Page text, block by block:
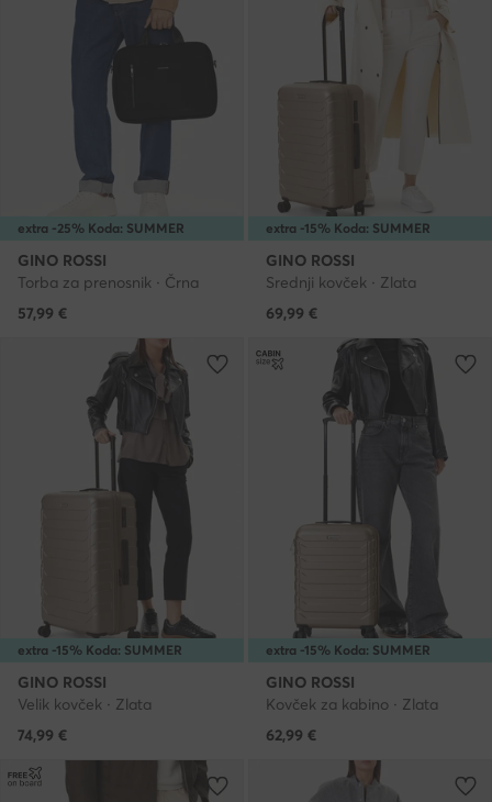
extra -25% Koda: SUMMER
GINO ROSSI
Torba za prenosnik · Črna
57,99 €
extra -15% Koda: SUMMER
GINO ROSSI
Srednji kovček · Zlata
69,99 €
extra -15% Koda: SUMMER
GINO ROSSI
Velik kovček · Zlata
74,99 €
extra -15% Koda: SUMMER
GINO ROSSI
Kovček za kabino · Zlata
62,99 €